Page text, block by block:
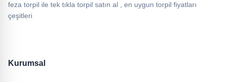
feza torpil ile tek tıkla torpil satın al , en uygun torpil fiyatları
çeşitleri
Kurumsal